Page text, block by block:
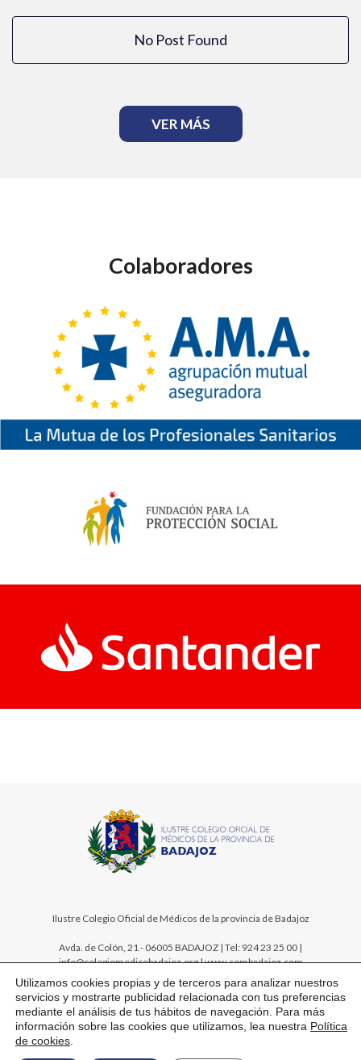
No Post Found
VER MÁS
Colaboradores
Ilustre Colegio Oficial de Médicos de la provincia de Badajoz
Avda. de Colón, 21 - 06005 BADAJOZ | Tel: 924 23 25 00 |
info@colegiomedicobadajoz.org | www.combadajoz.com
Utilizamos cookies propias y de terceros para analizar nuestros
servicios y mostrarte publicidad relacionada con tus preferencias
mediante el análisis de tus hábitos de navegación. Para más
información sobre las cookies que utilizamos, lea nuestra Política
de cookies